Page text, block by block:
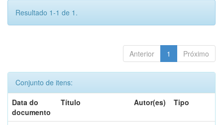
Resultado 1-1 de 1.
Anterior 1 Próximo
Conjunto de itens:
Data do
documento
Título Autor(es) Tipo